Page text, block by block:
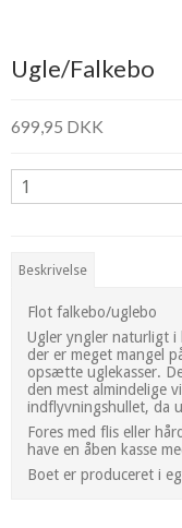
Ugle/Falkebo
699,95 DKK
Beskrivelse
Flot falkebo/uglebo
Ugler yngler naturligt
der er meget mangel
opsætte uglekasser.
den mest almindelige
indflyvningshullet, da
Fores med flis eller
have en åben kasse
Boet er produceret i